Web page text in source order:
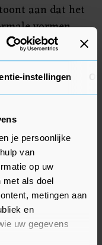
instellingen
je persoonlijke
van
op uw
met als doel
metingen aan
en
uw gegevens
aan dat het
vormen
Inwoners
hun huis
of naar de